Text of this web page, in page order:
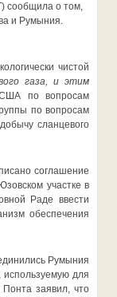
сообщила о том,
и Румыния.
чистой
газа, и этим
по вопросам
по вопросам
сланцевого
соглашение
участке в
Раде ввести
обеспечения
Румыния
для
Понта заявил, что